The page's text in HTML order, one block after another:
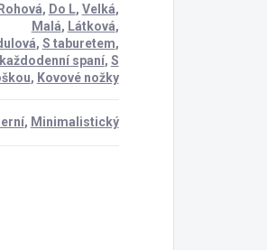
, Do L, Velká,
Malá, Látková,
, S taburetem,
spaní, S
, Kovové nožky
, Minimalistický